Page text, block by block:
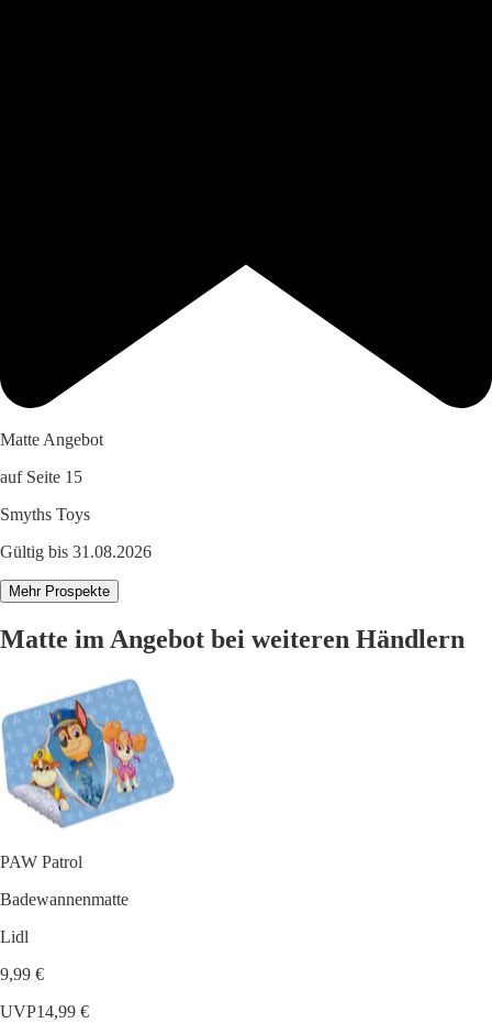
Matte Angebot
auf Seite 15
Smyths Toys
Gültig bis 31.08.2026
Mehr Prospekte
Matte im Angebot bei weiteren Händlern
PAW Patrol
Badewannenmatte
Lidl
9,99 €
UVP14,99 €